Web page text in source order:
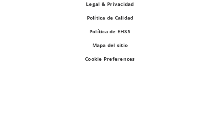
Legal & Privacidad
Política de Calidad
Política de EHSS
Mapa del sitio
Cookie Preferences